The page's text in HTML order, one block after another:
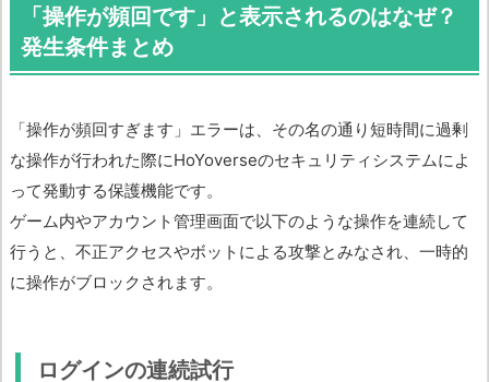
「操作が頻回です」と表示されるのはなぜ？
発生条件まとめ
「操作が頻回すぎます」エラーは、その名の通り短時間に過剰
な操作が行われた際にHoYoverseのセキュリティシステムによ
って発動する保護機能です。
ゲーム内やアカウント管理画面で以下のような操作を連続して
行うと、不正アクセスやボットによる攻撃とみなされ、一時的
に操作がブロックされます。
ログインの連続試行